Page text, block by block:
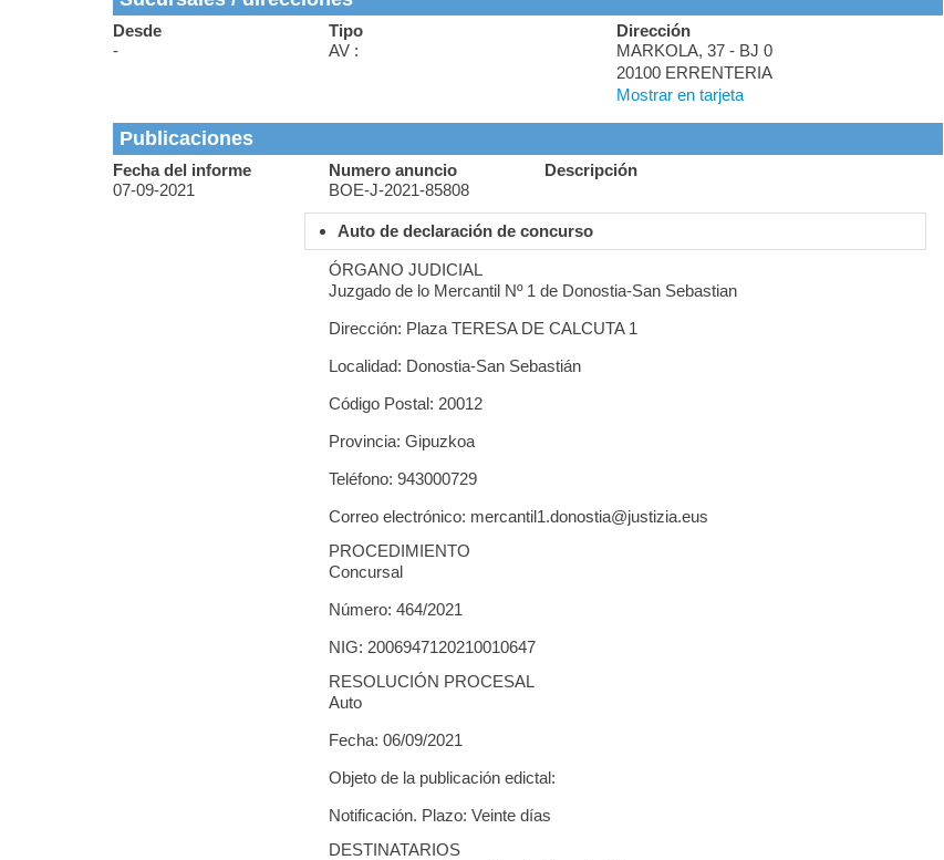
Desde Tipo
Dirección
-
AV :
MARKOLA, 37 - BJ 0
20100 ERRENTERIA
Mostrar en tarjeta
Publicaciones
Fecha del informe Numero anuncio
Descripción
07-09-2021
BOE-J-2021-85808
Auto de declaración de concurso
ÓRGANO JUDICIAL
Juzgado de lo Mercantil Nº 1 de Donostia-San Sebastian
Dirección: Plaza TERESA DE CALCUTA 1
Localidad: Donostia-San Sebastián
Código Postal: 20012
Provincia: Gipuzkoa
Teléfono: 943000729
Correo electrónico: mercantil1.donostia@justizia.eus
PROCEDIMIENTO
Concursal
Número: 464/2021
NIG: 2006947120210010647
RESOLUCIÓN PROCESAL
Auto
Fecha: 06/09/2021
Objeto de la publicación edictal:
Notificación. Plazo: Veinte días
DESTINATARIOS